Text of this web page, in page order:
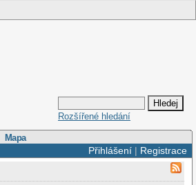
Rozšířené hledání
Mapa
Přihlášení| Registrace